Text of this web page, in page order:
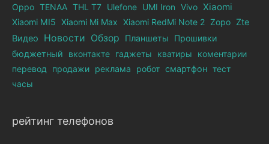
Oppo TENAA THL T7 Ulefone UMI Iron Vivo Xiaomi
Xiaomi MI5 Xiaomi Mi Max Xiaomi RedMi Note 2 Zopo Zte
Видео Новости Обзор Планшеты
Прошивки
бюджетный
вконтакте гаджеты кватиры
коментарии
перевод
продажи реклама робот смартфон тест
часы
рейтинг телефонов